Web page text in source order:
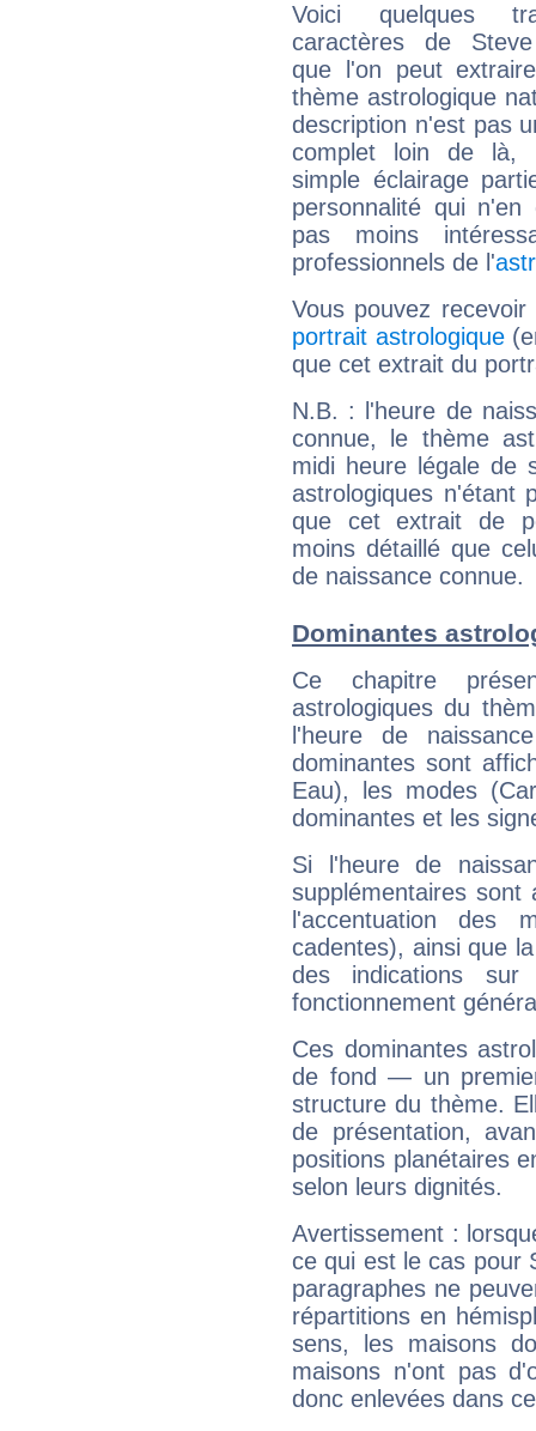
Voici quelques
caractères de
que l'on peut
thème astrologique
description n'est pas
complet loin de là,
simple éclairage
personnalité qui n'en
pas moins
professionnels de l'
Vous pouvez
portrait astrologique
que cet extrait du
N.B. : l'heure de
connue, le thème
midi heure légale de
astrologiques n'étant
que cet extrait de
moins détaillé que
de naissance connue.
Dominantes
Ce chapitre
astrologiques du
l'heure de
dominantes sont
Eau), les modes
dominantes et les
Si l'heure de
supplémentaires sont
l'accentuation des
cadentes), ainsi que
des indications sur
fonctionnement
Ces dominantes
de fond — un
structure du thème.
de présentation,
positions planétaires
selon leurs dignités.
Avertissement :
ce qui est le cas pour
paragraphes ne
répartitions en
sens, les maisons
maisons n'ont pas
donc enlevées dans